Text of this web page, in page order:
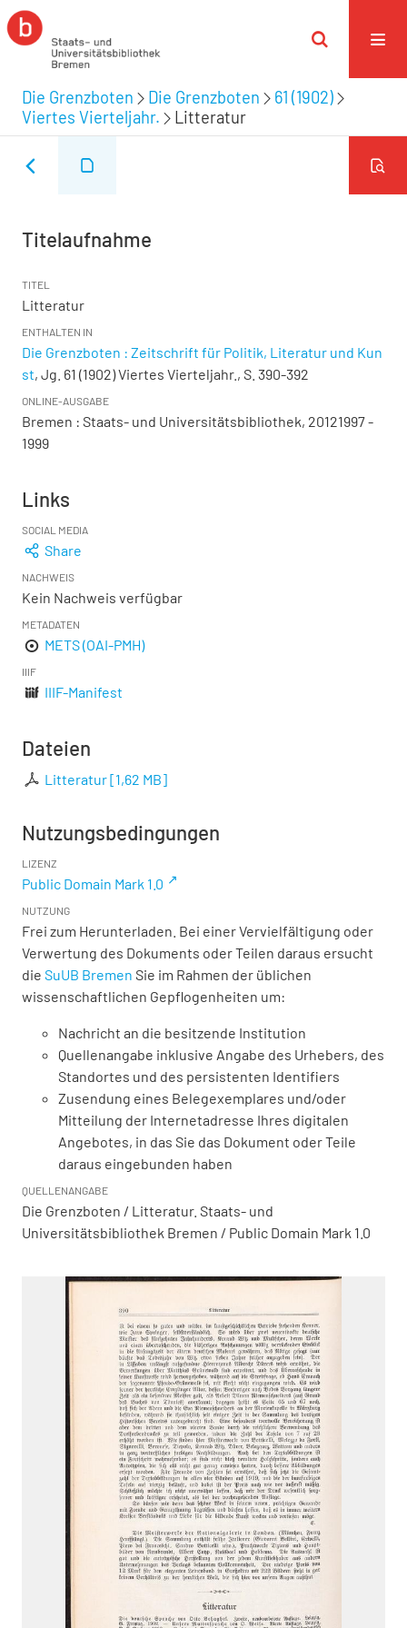
Die Grenzboten Die Grenzboten
61 (1902)
Viertes Vierteljahr.
Litteratur
Titelaufnahme
TITEL
Litteratur
ENTHALTEN IN
Die Grenzboten : Zeitschrift für Politik, Literatur und Kun
st, Jg. 61 (1902) Viertes Vierteljahr., S. 390-392
ONLINE-AUSGABE
Bremen : Staats- und Universitätsbibliothek, 20121997 -
1999
Links
SOCIAL MEDIA
Share
NACHWEIS
Kein Nachweis verfügbar
METADATEN
METS (OAI-PMH)
IIIF
IIIF-Manifest
Dateien
Litteratur[1,62 MB]
Nutzungsbedingungen
LIZENZ
Public Domain Mark 1.0
NUTZUNG
Frei zum Herunterladen. Bei einer Vervielfältigung oder
Verwertung des Dokuments oder Teilen daraus ersucht
die SuUB Bremen Sie im Rahmen der üblichen
wissenschaftlichen Gepflogenheiten um:
Nachricht an die besitzende Institution
Quellenangabe inklusive Angabe des Urhebers, des
Standortes und des persistenten Identifiers
Zusendung eines Belegexemplares und/oder
Mitteilung der Internetadresse Ihres digitalen
Angebotes, in das Sie das Dokument oder Teile
daraus eingebunden haben
QUELLENANGABE
Die Grenzboten / Litteratur. Staats- und
Universitätsbibliothek Bremen / Public Domain Mark 1.0